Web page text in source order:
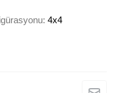
4x4